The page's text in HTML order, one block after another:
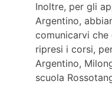
Inoltre, per gli
Argentino,
comunicarvi
ripresi i corsi,
Argentino,
scuola